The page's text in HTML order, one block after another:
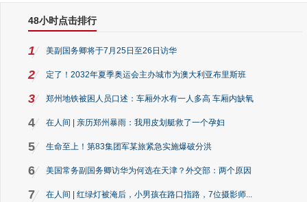
48小时点击排行
1 美副国务卿将于7月25日至26日访华
2 定了！2032年夏季奥运会主办城市为澳大利亚布里斯班
3 郑州地铁被困人员口述：车厢外水有一人多高 车厢内缺氧
4 在人间 | 亲历郑州暴雨：我用皮划艇救了一个孕妇
5 生命至上！第83集团军某旅紧急实施爆破分洪
6 美国常务副国务卿访华为何选在天津？外交部：两个原因
7 在人间 | 红绿灯被淹后，小男孩在路口指路，7位摄影师...